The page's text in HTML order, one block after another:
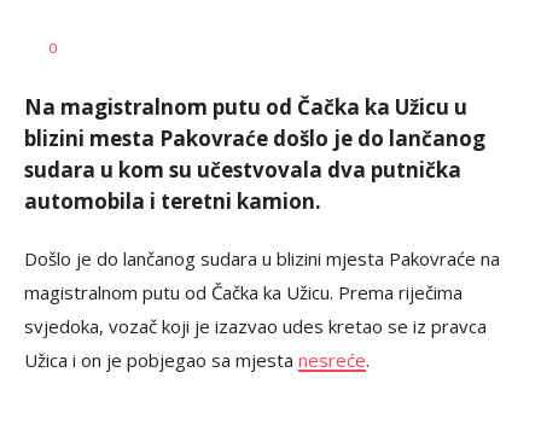
AUTOR
0
Na magistralnom putu od Čačka ka Užicu u
blizini mesta Pakovraće došlo je do lančanog
sudara u kom su učestvovala dva putnička
automobila i teretni kamion.
Došlo je do lančanog sudara u blizini mjesta Pakovraće na
magistralnom putu od Čačka ka Užicu. Prema riječima
svjedoka, vozač koji je izazvao udes kretao se iz pravca
Užica i on je pobjegao sa mjesta nesreće.